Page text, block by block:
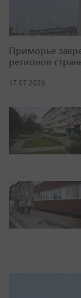
Приморье
регионов
17.07.2026